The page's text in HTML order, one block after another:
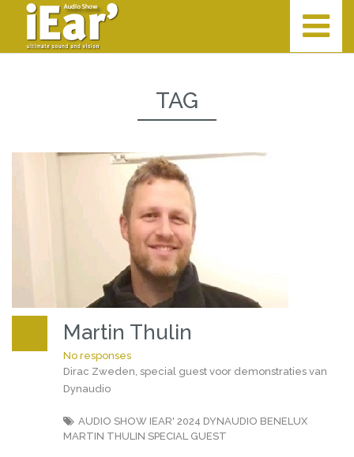
TAG
Martin Thulin
No responses
Dirac Zweden, special guest voor demonstraties van
Dynaudio
AUDIO SHOW IEAR' 2024 DYNAUDIO BENELUX
MARTIN THULIN SPECIAL GUEST